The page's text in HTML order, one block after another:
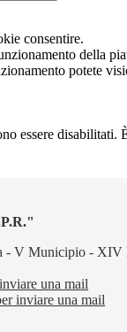
consentire.
della
potete
essere
- V Municipio - XIV
una mail
inviare una mail